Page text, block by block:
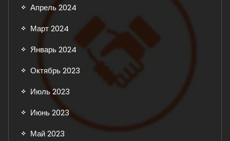
Апрель 2024
Март 2024
Январь 2024
Октябрь 2023
Июль 2023
Июнь 2023
Май 2023